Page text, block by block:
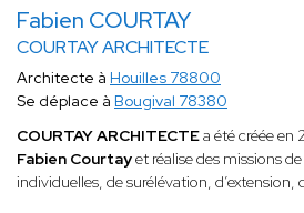
Fabien COURTAY
COURTAY ARCHITECTE
Architecte à Houilles 78800
Se déplace à Bougival 78380
COURTAY ARCHITECTEa été créée en
Fabien Courtayet réalise des missions
individuelles, de surélévation, d’extension,